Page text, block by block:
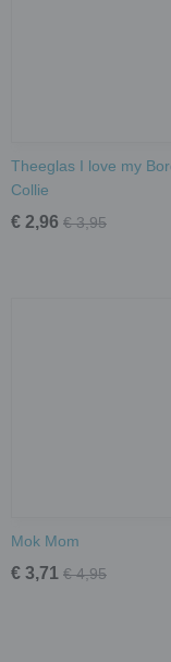
Theeglas I love my
Collie
€ 2,96 € 3,95
Mok Mom
€ 3,71 € 4,95